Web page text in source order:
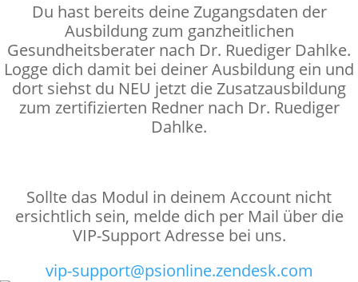
Du hast bereits deine Zugangsdaten der
Ausbildung zum ganzheitlichen
Gesundheitsberater nach Dr. Ruediger Dahlke.
Logge dich damit bei deiner Ausbildung ein und
dort siehst du NEU jetzt die Zusatzausbildung
zum zertifizierten Redner nach Dr. Ruediger
Dahlke.
Sollte das Modul in deinem Account nicht
ersichtlich sein, melde dich per Mail über die
VIP-Support Adresse bei uns.
vip-support@psionline.zendesk.com